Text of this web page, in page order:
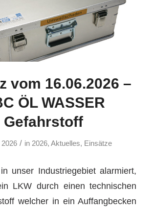
vom 16.06.2026 –
ÖL WASSER
Gefahrstoff
2026 / in 2026,Aktuelles, Einsätze
unser Industriegebiet alarmiert,
LKW durch einen technischen
welcher in ein Auffangbecken